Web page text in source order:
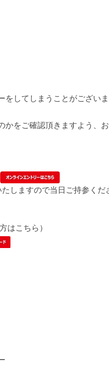
をしてしまうことがございま
かをご確認頂きますよう、
しますので当日ご持参くだ
はこちら）